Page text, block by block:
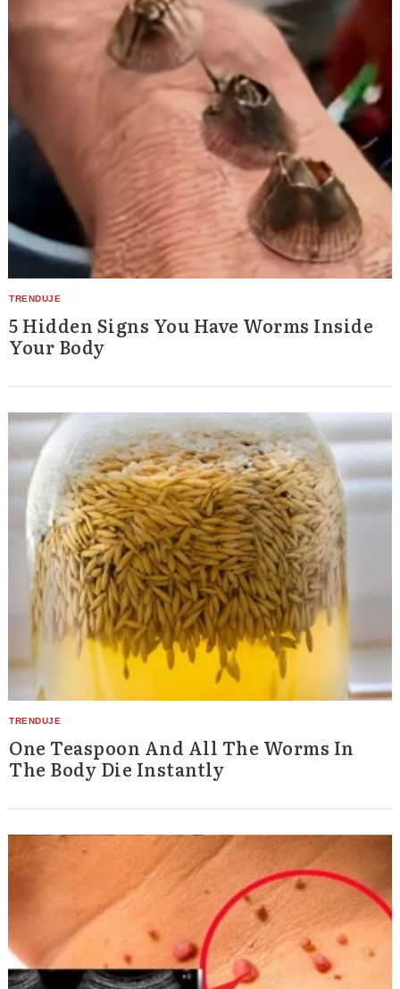
5 Hidden Signs You Have Worms Inside
Your Body
One Teaspoon And All The Worms In
The Body Die Instantly